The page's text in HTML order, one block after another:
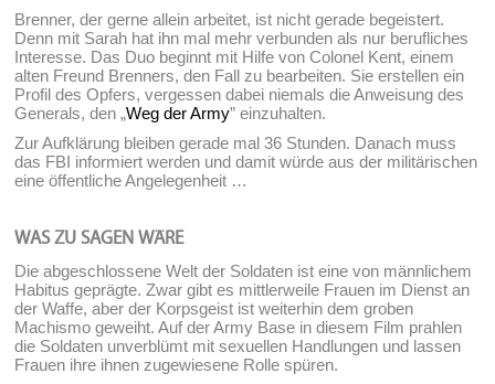
Brenner, der gerne allein arbeitet, ist nicht gerade begeistert.
Denn mit Sarah hat ihn mal mehr verbunden als nur berufliches
Interesse. Das Duo beginnt mit Hilfe von Colonel Kent, einem
alten Freund Brenners, den Fall zu bearbeiten. Sie erstellen ein
Profil des Opfers, vergessen dabei niemals die Anweisung des
Generals, den „Weg der Army” einzuhalten.
Zur Aufklärung bleiben gerade mal 36 Stunden. Danach muss
das FBI informiert werden und damit würde aus der militärischen
eine öffentliche Angelegenheit …
WAS ZU SAGEN WÄRE
Die abgeschlossene Welt der Soldaten ist eine von männlichem
Habitus geprägte. Zwar gibt es mittlerweile Frauen im Dienst an
der Waffe, aber der Korpsgeist ist weiterhin dem groben
Machismo geweiht. Auf der Army Base in diesem Film prahlen
die Soldaten unverblümt mit sexuellen Handlungen und lassen
Frauen ihre ihnen zugewiesene Rolle spüren.